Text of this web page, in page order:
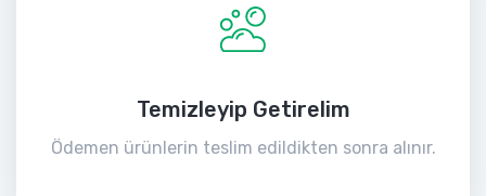
Temizleyip Getirelim
Ödemen ürünlerin teslim edildikten sonra alınır.